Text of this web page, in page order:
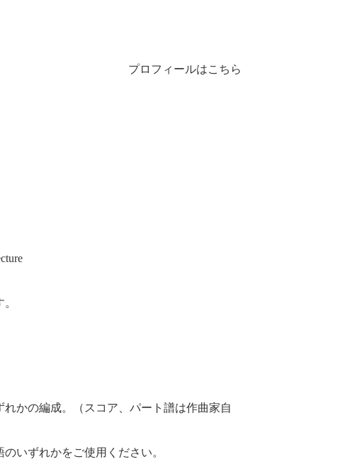
プロフィールはこちら
かの編成。（スコア、パート譜は作曲家自
いずれかをご使用ください。